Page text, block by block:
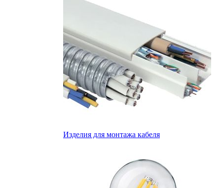
Изделия для монтажа кабеля